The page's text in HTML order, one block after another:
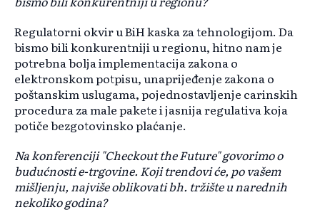
Regulatorni okvir u BiH kaska za tehnologijom. Da
bismo bili konkurentniji u regionu, hitno nam je
potrebna bolja implementacija zakona o
elektronskom potpisu, unaprijeđenje zakona o
poštanskim uslugama, pojednostavljenje carinskih
procedura za male pakete i jasnija regulativa koja
potiče bezgotovinsko plaćanje.
Na konferenciji "Checkout the Future" govorimo o
budućnosti e-trgovine. Koji trendovi će, po vašem
mišljenju, najviše oblikovati bh. tržište u narednih
nekoliko godina?